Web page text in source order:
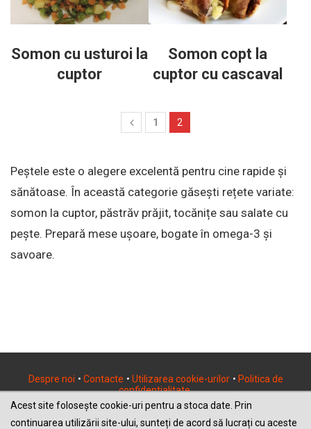
Somon cu usturoi la
cuptor
Somon copt la
cuptor cu cascaval
1 2
Peștele este o alegere excelentă pentru cine rapide și
sănătoase. În această categorie găsești rețete variate:
somon la cuptor, păstrăv prăjit, tocănițe sau salate cu
pește. Prepară mese ușoare, bogate în omega-3 și
savoare.
Acest site folosește cookie-uri pentru a stoca date. Prin
continuarea utilizării site-ului, sunteți de acord să lucrați cu aceste
Despre noi • Contacte • Utilizarea cookie-urilor • Politica de
confidentialitate
Drepturi de autor ©2026 CarmenRecipe.Com Toate articolele, imaginile
apartin autorilor CarmenRecipe. Orice publicare a acestora integrala